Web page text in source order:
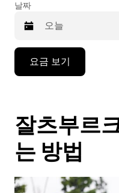
날짜
작
하
려
면
래
요금 보기
잘츠부르
는 방법